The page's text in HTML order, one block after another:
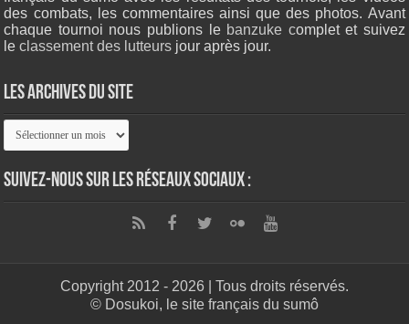
des combats, les commentaires ainsi que des photos. Avant
chaque tournoi nous publions le banzuke complet et suivez
leclassement des lutteurs jour après jour.
Les archives du site
Les
archives
site
Suivez-nous sur les réseaux sociaux :
Copyright 2012 - 2026 | Tous droits réservés.
© Dosukoi, le site français du sumô